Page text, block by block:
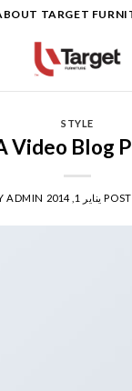
TARGET
STYLE
Video Blog
يناير 1, 2014 ADMIN